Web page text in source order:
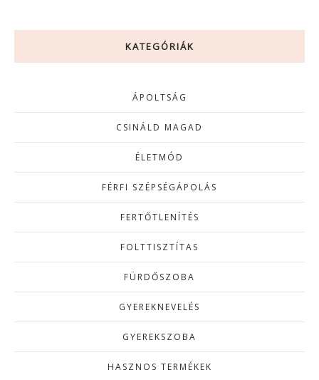
KATEGÓRIÁK
ÁPOLTSÁG
CSINÁLD MAGAD
ÉLETMÓD
FÉRFI SZÉPSÉGÁPOLÁS
FERTŐTLENÍTÉS
FOLTTISZTÍTAS
FÜRDŐSZOBA
GYEREKNEVELÉS
GYEREKSZOBA
HASZNOS TERMÉKEK